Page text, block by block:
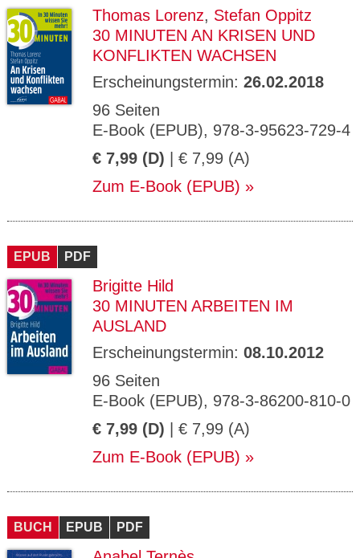
Thomas Lorenz, Stefan Oppitz
30 MINUTEN AN KRISEN UND
KONFLIKTEN WACHSEN
Erscheinungstermin: 26.02.2018
96 Seiten
E-Book (EPUB), 978-3-95623-729-4
€ 7,99 (D) | € 7,99 (A)
Zum E-Book (EPUB)
EPUB PDF
Brigitte Hild
30 MINUTEN ARBEITEN IM
AUSLAND
Erscheinungstermin: 08.10.2012
96 Seiten
E-Book (EPUB), 978-3-86200-810-0
€ 7,99 (D) | € 7,99 (A)
Zum E-Book (EPUB)
BUCH EPUB PDF